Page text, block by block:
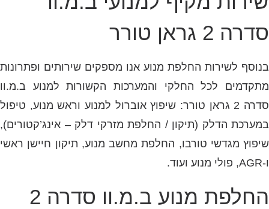
סדרה 2 גראן טורר
בנוסף לשירות החלפת מנוע אנו מספקים שירותים ופתרונות
מתקדמים לכל החלקי והמערכות הקשורות למנוע ב.מ.וו
סדרה 2 גראן טורר: שיפוץ אוברול למנוע וראש מנוע, טיפול
במערכת הדלק (תיקון / החלפת מזרקי דלק – אינג’קטורים),
שיפוץ מגדשי טורבו, החלפת מחשב מנוע, תיקון חיישן ראשי
ו-AGR, פולי מנוע ועוד.
החלפת מנוע ב.מ.וו סדרה 2